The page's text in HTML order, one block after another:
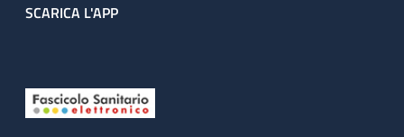
SCARICA L'APP